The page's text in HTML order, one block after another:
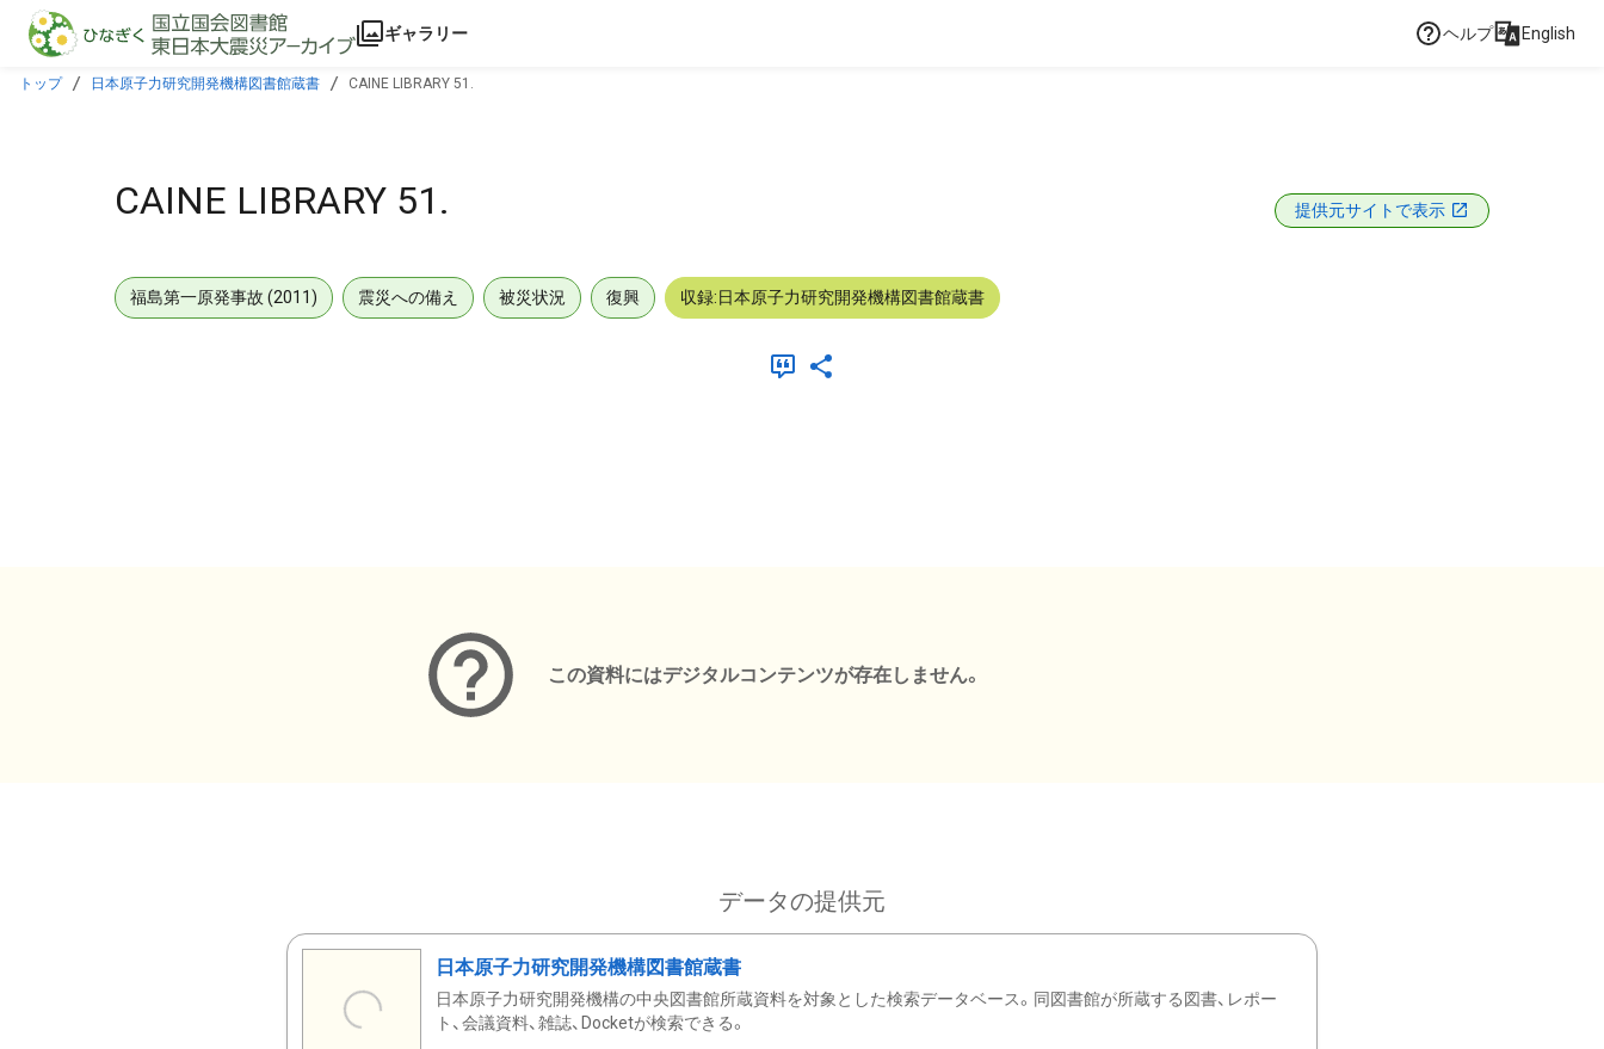
本文に飛ぶ
ギャラリー ヘルプ English
トップ 日本原子力研究開発機構図書館蔵書 CAINE LIBRARY 51.
CAINE LIBRARY 51. 提供元サイトで表示
福島第一原発事故 (2011) 震災への備え 被災状況 復興 収録:日本原子力研究開発機構図書館蔵書
この資料にはデジタルコンテンツが存在しません。
データの提供元
日本原子力研究開発機構図書館蔵書
日本原子力研究開発機構の中央図書館所蔵資料を対象とした検索データベース。同図書館が所蔵する図書、レポー
ト、会議資料、雑誌、Docketが検索できる。